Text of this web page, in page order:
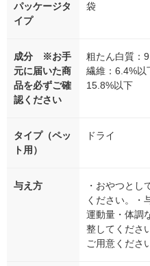
パッケージタ
イプ
袋
成分 ※お手
元に届いた商
品を必ずご確
認ください
粗たん白質：
繊維：6.4%以
15.8%以下
タイプ（ペッ
ト用）
ドライ
与え方
・おやつとし
ください。・
運動量・体調
整してくださ
ご用意くださ